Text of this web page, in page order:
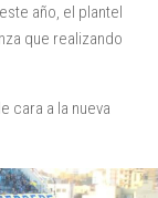
año, el plantel
que realizando
cara a la nueva